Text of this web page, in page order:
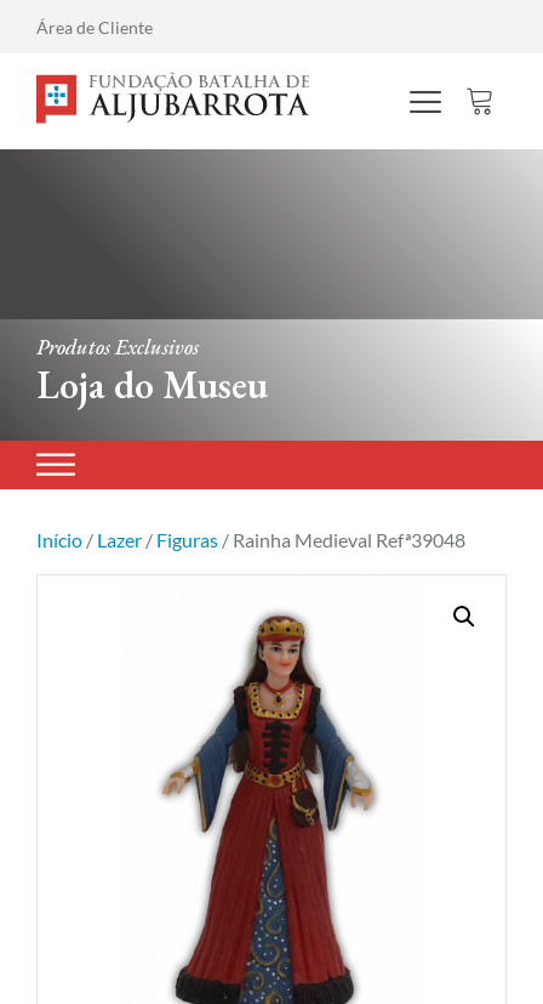
Área de Cliente
Produtos Exclusivos
Loja do Museu
Início / Lazer / Figuras / Rainha Medieval Refª39048